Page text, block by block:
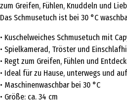
zum Greifen, Fühlen, Knuddeln und
Das Schmusetuch ist bei 30 °C
• Kuschelweiches Schmusetuch mit
• Spielkamerad, Tröster und
• Regt zum Greifen, Fühlen und
• Ideal für zu Hause, unterwegs und
• Maschinenwaschbar bei 30 °C
• Größe: ca. 34 cm